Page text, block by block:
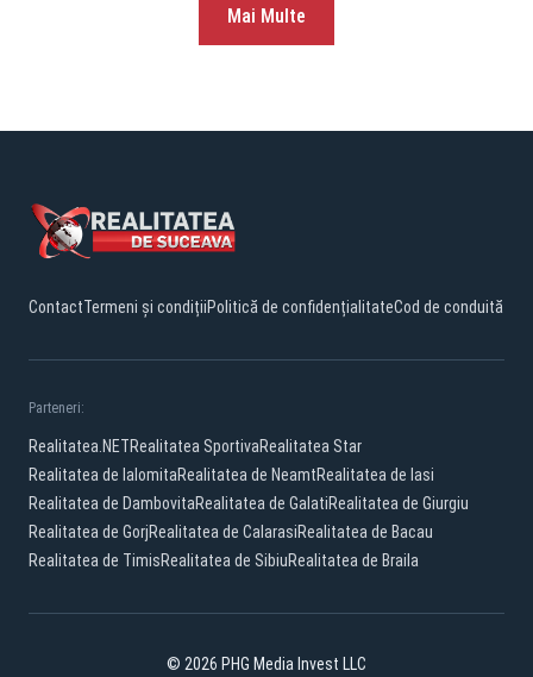
Mai Multe
ContactTermeni și condițiiPolitică de confidențialitateCod de conduită
Parteneri:
Realitatea.NETRealitatea SportivaRealitatea Star
Realitatea de IalomitaRealitatea de NeamtRealitatea de Iasi
Realitatea de DambovitaRealitatea de GalatiRealitatea de Giurgiu
Realitatea de GorjRealitatea de CalarasiRealitatea de Bacau
Realitatea de TimisRealitatea de SibiuRealitatea de Braila
© 2026 PHG Media Invest LLC